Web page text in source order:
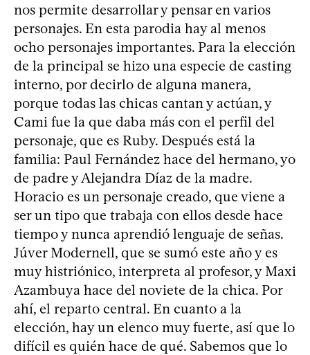
nos permite desarrollar y pensar en varios
personajes. En esta parodia hay al menos
ocho personajes importantes. Para la elección
de la principal se hizo una especie de casting
interno, por decirlo de alguna manera,
porque todas las chicas cantan y actúan, y
Cami fue la que daba más con el perfil del
personaje, que es Ruby. Después está la
familia: Paul Fernández hace del hermano, yo
de padre y Alejandra Díaz de la madre.
Horacio es un personaje creado, que viene a
ser un tipo que trabaja con ellos desde hace
tiempo y nunca aprendió lenguaje de señas.
Júver Modernell, que se sumó este año y es
muy histriónico, interpreta al profesor, y Maxi
Azambuya hace del noviete de la chica. Por
ahí, el reparto central. En cuanto a la
elección, hay un elenco muy fuerte, así que lo
difícil es quién hace de qué. Sabemos que lo